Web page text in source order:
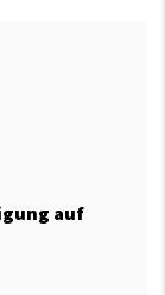
auf